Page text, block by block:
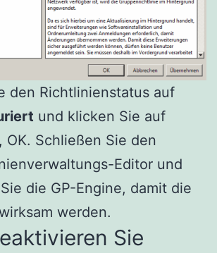
den Richtlinienstatus auf
und klicken Sie auf
OK. Schließen Sie den
Editor und
die GP-Engine, damit die
werden.
Sie